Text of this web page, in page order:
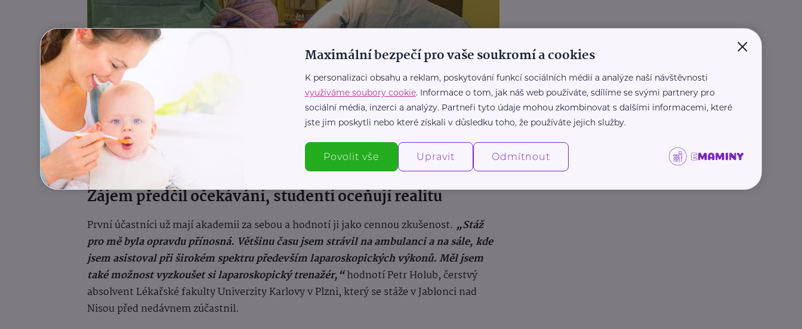
Zájem předčil očekávání, studenti oceňují realitu
První účastníci už mají akademii za sebou a hodnotí ji jako cennou zkušenost. „Stáž
pro mě byla opravdu přínosná. Většinu času jsem strávil na ambulanci a na sále, kde
jsem asistoval při širokém spektru především laparoskopických výkonů. Měl jsem
také možnost vyzkoušet si laparoskopický trenažér,“hodnotí Petr Holub, čerstvý
absolvent Lékařské fakulty Univerzity Karlovy v Plzni, který se stáže v Jablonci nad
Nisou před nedávnem zúčastnil.
×
Maximální bezpečí pro vaše soukromí a cookies
K personalizaci obsahu a reklam, poskytování funkcí sociálních médií a analýze naší návštěvnosti
využíváme soubory cookie. Informace o tom, jak náš web používáte, sdílíme se svými partnery pro
sociální média, inzerci a analýzy. Partneři tyto údaje mohou zkombinovat s dalšími informacemi, které
jste jim poskytli nebo které získali v důsledku toho, že používáte jejich služby.
Povolit vše Upravit Odmítnout